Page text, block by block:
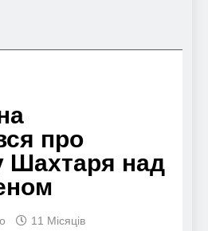
про
Шахтаря над
11 Місяців